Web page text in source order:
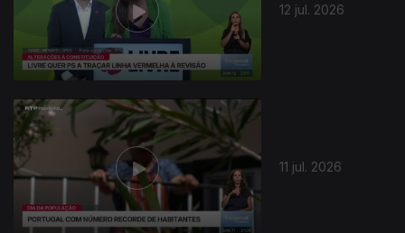
12 jul. 2026
11 jul. 2026